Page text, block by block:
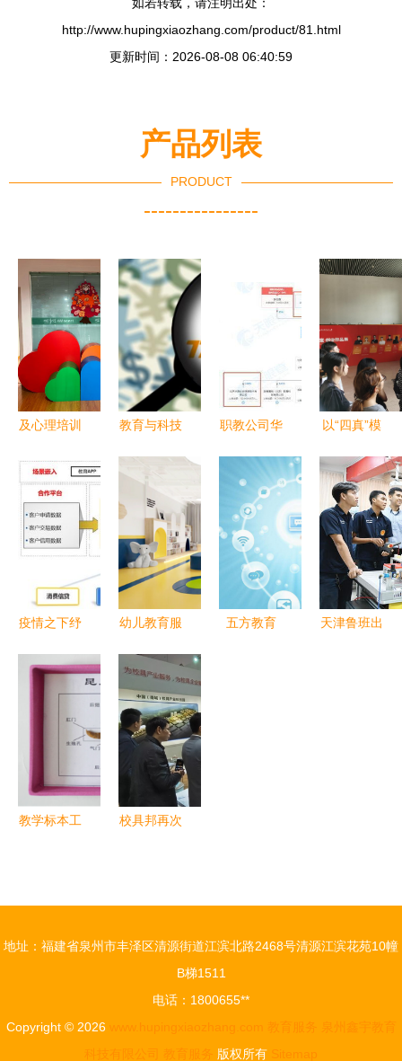
http://www.hupingxiaozhang.com/product/81.html
更新时间：2026-08-08 06:40:59
产品列表
PRODUCT
----------------
及心理培训
广的培训机
构,对外提
供心理服务
(包括心理
咨询
教育与科技
2020年服
贸会，展示
教育服务新
产品
职教公司华
新文化2.91
亿元战投，
李永新间接
参股推动教
育服务升级
以“四真”模
教育改革，
深职大交出
亮眼成绩单
疫情之下纾
信科技“复
助力企业经
育行业恢复
幼儿教育服
值与实践路
径
五方教育
天津鲁班出
教学标本工
校具邦再次
教育服务新
地址：福建省泉州市丰泽区清源街道江滨北路2468号清源江滨花苑10幢
B梯1511
电话：1800655**
Copyright © 2026 www.hupingxiaozhang.com 教育服务
泉州鑫宇教育
科技有限公司
教育服务 版权所有 Sitemap